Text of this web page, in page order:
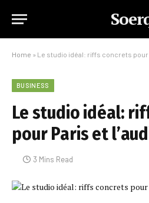
Home » Le studio idéal: riffs concrets pour
BUSINESS
Le studio idéal:
pour Paris et
3 Mins Read